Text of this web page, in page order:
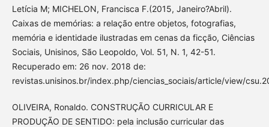
Letícia M; MICHELON, Francisca F.(2015, Janeiro?Abril).
Caixas de memórias: a relação entre objetos, fotografias,
memória e identidade ilustradas em cenas da ficção, Ciências
Sociais, Unisinos, São Leopoldo, Vol. 51, N. 1, 42-51.
Recuperado em: 26 nov. 2018 de:
revistas.unisinos.br/index.php/ciencias_sociais/article/view/
OLIVEIRA, Ronaldo. CONSTRUÇÃO CURRICULAR E
PRODUÇÃO DE SENTIDO: pela inclusão curricular das